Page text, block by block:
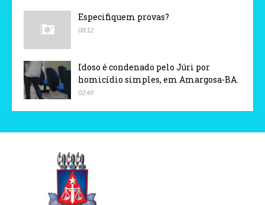
Especifiquem provas?
08:12
Idoso é condenado pelo Júri por
homicídio simples, em Amargosa-BA.
02:49